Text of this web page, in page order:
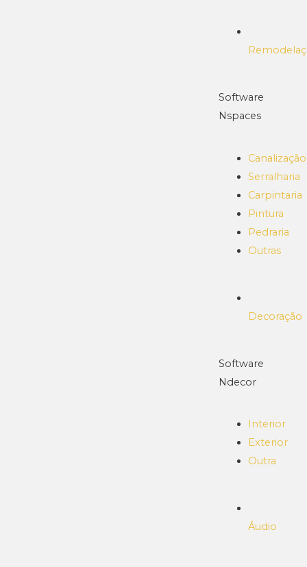
Software
Nspaces
Canalização
Serralharia
Carpintaria
Pintura
Pedraria
Outras
Decoração
Software
Ndecor
Interior
Exterior
Outra
Áudio